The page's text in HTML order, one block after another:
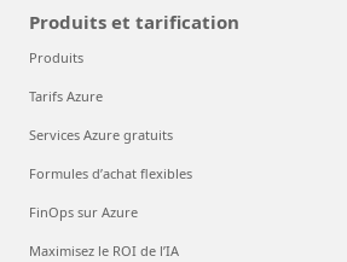
Produits et tarification
Produits
Tarifs Azure
Services Azure gratuits
Formules d’achat flexibles
FinOps sur Azure
Maximisez le ROI de l’IA